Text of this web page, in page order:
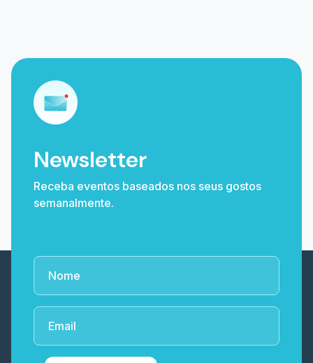
Newsletter
Receba eventos baseados nos seus gostos
semanalmente.